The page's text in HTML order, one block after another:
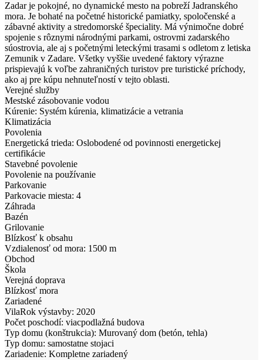
Zadar je pokojné, no dynamické mesto na pobreží Jadranského
mora. Je bohaté na početné historické pamiatky, spoločenské a
zábavné aktivity a stredomorské špeciality. Má výnimočne dobré
spojenie s rôznymi národnými parkami, ostrovmi zadarského
súostrovia, ale aj s početnými leteckými trasami s odletom z letiska
Zemunik v Zadare. Všetky vyššie uvedené faktory výrazne
prispievajú k voľbe zahraničných turistov pre turistické príchody,
ako aj pre kúpu nehnuteľností v tejto oblasti.
Verejné služby
Mestské zásobovanie vodou
Kúrenie: Systém kúrenia, klimatizácie a vetrania
Klimatizácia
Povolenia
Energetická trieda: Oslobodené od povinnosti energetickej
certifikácie
Stavebné povolenie
Povolenie na používanie
Parkovanie
Parkovacie miesta: 4
Záhrada
Bazén
Grilovanie
Blízkosť k obsahu
Vzdialenosť od mora: 1500 m
Obchod
Škola
Verejná doprava
Blízkosť mora
Zariadené
VilaRok výstavby: 2020
Počet poschodí: viacpodlažná budova
Typ domu (konštrukcia): Murovaný dom (betón, tehla)
Typ domu: samostatne stojaci
Zariadenie: Kompletne zariadený